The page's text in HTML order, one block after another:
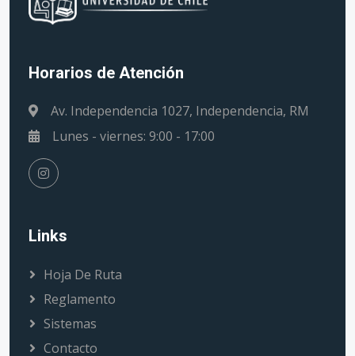
Horarios de Atención
Av. Independencia 1027, Independencia, RM
Lunes - viernes: 9:00 - 17:00
Links
Hoja De Ruta
Reglamento
Sistemas
Contacto